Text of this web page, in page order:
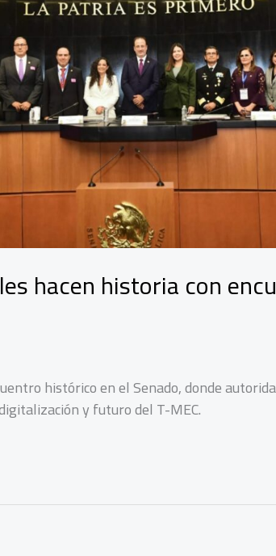
hacen historia con
histórico en el Senado, donde
y futuro del T-MEC.